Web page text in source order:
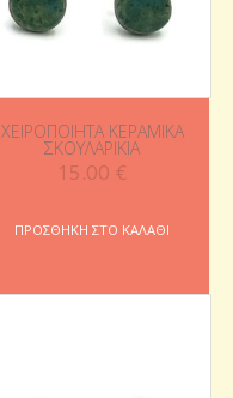
ΧΕΙΡΟΠΟΊΗΤΑ ΚΕΡΑΜΙΚΆ
ΣΚΟΥΛΑΡΊΚΙΑ
15.00 €
ΠΡΟΣΘΉΚΗ ΣΤΟ ΚΑΛΆΘΙ